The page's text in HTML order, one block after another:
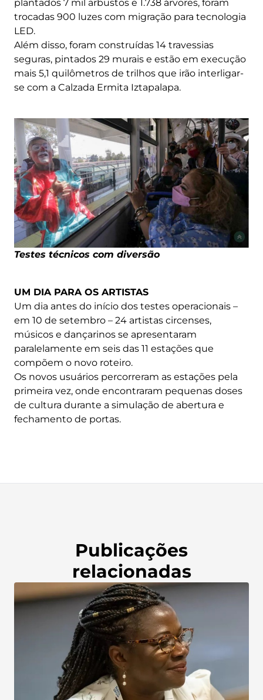
plantados 7 mil arbustos e 1.738 árvores, foram
trocadas 900 luzes com migração para tecnologia
LED.
Além disso, foram construídas 14 travessias
seguras, pintados 29 murais e estão em execução
mais 5,1 quilômetros de trilhos que irão interligar-
se com a Calzada Ermita Iztapalapa.
Testes técnicos com diversão
UM DIA PARA OS ARTISTAS
Um dia antes do início dos testes operacionais –
em 10 de setembro – 24 artistas circenses,
músicos e dançarinos se apresentaram
paralelamente em seis das 11 estações que
compõem o novo roteiro.
Os novos usuários percorreram as estações pela
primeira vez, onde encontraram pequenas doses
de cultura durante a simulação de abertura e
fechamento de portas.
Publicações
relacionadas